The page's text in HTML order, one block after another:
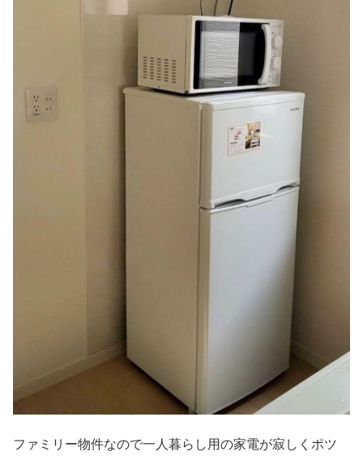
ファミリー物件なので一人暮らし用の家電が寂しくポツ